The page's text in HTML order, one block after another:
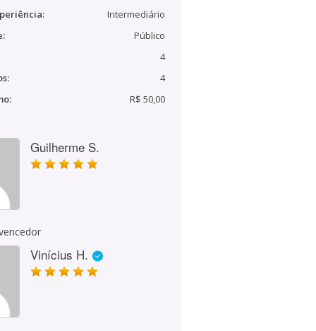
Intermediário
Público
4
4
R$ 50,00
Guilherme S.
Vinícius H.